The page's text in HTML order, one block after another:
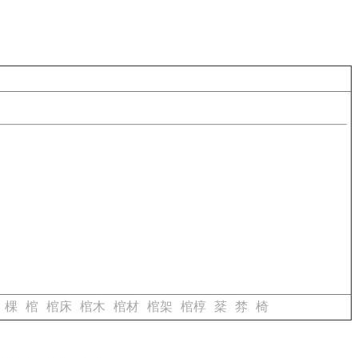
棵 棺 棺床 棺木 棺材 棺架 棺椁 棻 棼 椅